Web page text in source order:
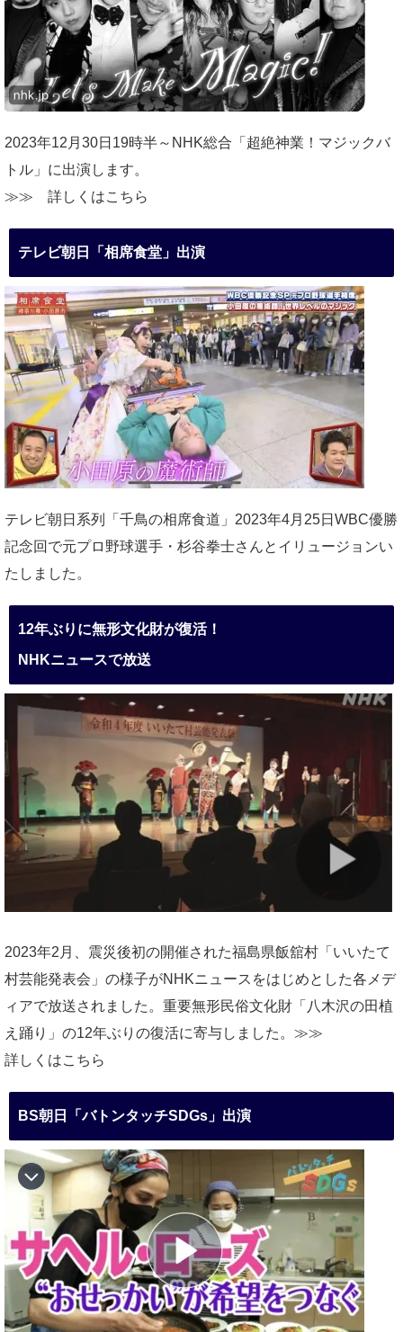
2023年12月30日19時半～NHK総合「超絶神業！マジックバ
トル」に出演します。
≫≫ 詳しくはこちら
テレビ朝日「相席食堂」出演
テレビ朝日系列「千鳥の相席食道」2023年4月25日WBC優勝
記念回で元プロ野球選手・杉谷拳士さんとイリュージョンい
たしました。
12年ぶりに無形文化財が復活！
NHKニュースで放送
2023年2月、震災後初の開催された福島県飯舘村「いいたて
村芸能発表会」の様子がNHKニュースをはじめとした各メデ
ィアで放送されました。重要無形民俗文化財「八木沢の田植
え踊り」の12年ぶりの復活に寄与しました。≫≫
詳しくはこちら
BS朝日「バトンタッチSDGs」出演